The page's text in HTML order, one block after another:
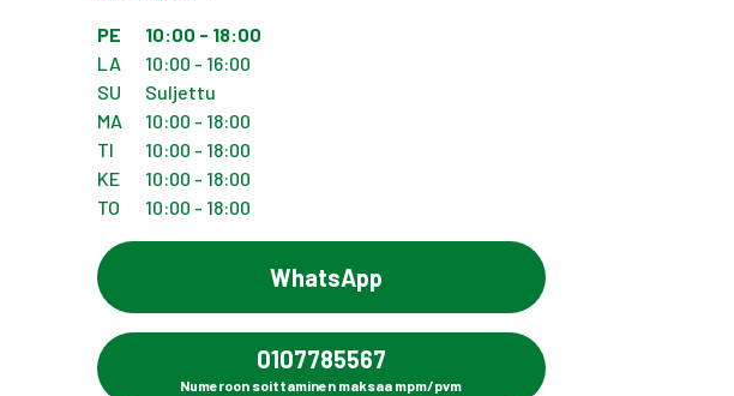
PE
10:00 - 18:00
LA
10:00 - 16:00
SU
Suljettu
MA
10:00 - 18:00
TI
10:00 - 18:00
KE
10:00 - 18:00
TO
10:00 - 18:00
WhatsApp
0107785567
Numeroon soittaminen maksaa mpm/pvm